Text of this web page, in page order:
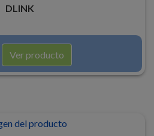
DLINK
Ver producto